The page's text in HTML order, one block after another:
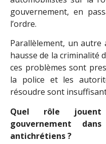
gouvernement, en
l’ordre.
Parallèlement, un
hausse de la criminalité
ces problèmes sont
la police et les
résoudre sont
Quel rôle
gouvernement
antichrétiens ?